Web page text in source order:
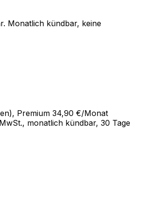
Monatlich kündbar, keine
Premium 34,90 €/Monat
monatlich kündbar, 30 Tage